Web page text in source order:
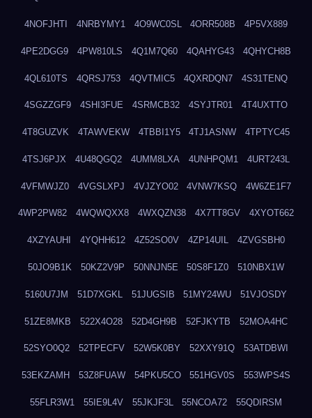
4NOFJHTI 4NRBYMY1 4O9WC0SL 4ORR508B 4P5VX889
4PE2DGG9 4PW810LS 4Q1M7Q60 4QAHYG43 4QHYCH8B
4QL610TS 4QRSJ753 4QVTMIC5 4QXRDQN7 4S31TENQ
4SGZZGF9 4SHI3FUE 4SRMCB32 4SYJTR01 4T4UXTTO
4T8GUZVK 4TAWVEKW 4TBBI1Y5 4TJ1ASNW 4TPTYC45
4TSJ6PJX 4U48QGQ2 4UMM8LXA 4UNHPQM1 4URT243L
4VFMWJZ0 4VGSLXPJ 4VJZYO02 4VNW7KSQ 4W6ZE1F7
4WP2PW82 4WQWQXX8 4WXQZN38 4X7TT8GV 4XYOT662
4XZYAUHI 4YQHH612 4Z52SO0V 4ZP14UIL 4ZVGSBH0
50JO9B1K 50KZ2V9P 50NNJN5E 50S8F1Z0 510NBX1W
5160U7JM 51D7XGKL 51JUGSIB 51MY24WU 51VJOSDY
51ZE8MKB 522X4O28 52D4GH9B 52FJKYTB 52MOA4HC
52SYO0Q2 52TPECFV 52W5K0BY 52XXY91Q 53ATDBWI
53EKZAMH 53Z8FUAW 54PKU5CO 551HGV0S 553WPS4S
55FLR3W1 55IE9L4V 55JKJF3L 55NCOA72 55QDIRSM